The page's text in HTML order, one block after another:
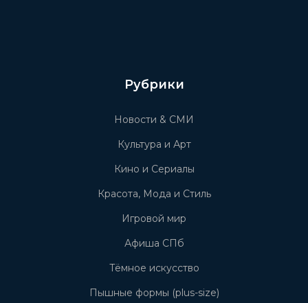
Рубрики
Новости & СМИ
Культура и Арт
Кино и Сериалы
Красота, Мода и Стиль
Игровой мир
Афиша СПб
Тёмное искусство
Пышные формы (plus-size)